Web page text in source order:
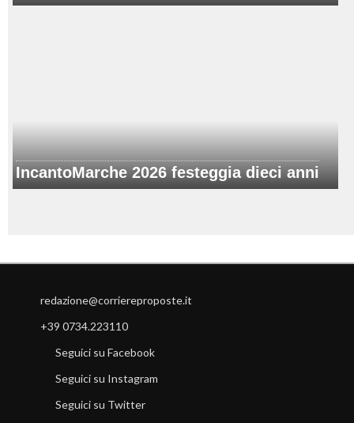
IncantoMarche 2026 festeggia dieci anni
redazione@corriereproposte.it
+39 0734.223110
Seguici su Facebook
Seguici su Instagram
Seguici su Twitter